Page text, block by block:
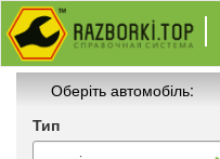
Оберіть автомобіль:
Тип